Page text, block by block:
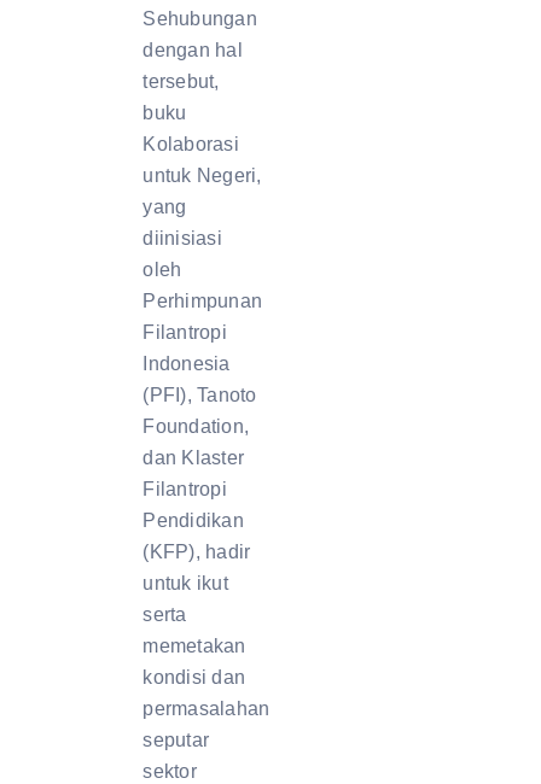
Sehubungan
dengan hal
tersebut,
buku
Kolaborasi
untuk Negeri,
yang
diinisiasi
oleh
Perhimpunan
Filantropi
Indonesia
(PFI), Tanoto
Foundation,
dan Klaster
Filantropi
Pendidikan
(KFP), hadir
untuk ikut
serta
memetakan
kondisi dan
permasalahan
seputar
sektor